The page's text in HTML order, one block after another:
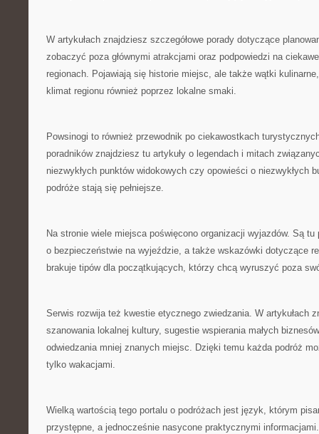
W artykułach znajdziesz szczegółowe porady dotyczące
zobaczyć poza głównymi atrakcjami oraz podpowiedzi na
regionach. Pojawiają się historie miejsc, ale także wątki
klimat regionu również poprzez lokalne smaki.
Powsinogi to również przewodnik po ciekawostkach
poradników znajdziesz tu artykuły o legendach i mitach
niezwykłych punktów widokowych czy opowieści o niezwykłych
podróże stają się pełniejsze.
Na stronie wiele miejsca poświęcono organizacji wyjazdów. Są
o bezpieczeństwie na wyjeździe, a także wskazówki dotyczące
brakuje tipów dla początkujących, którzy chcą wyruszyć poza
Serwis rozwija też kwestie etycznego zwiedzania. W artykułach
szanowania lokalnej kultury, sugestie wspierania małych
odwiedzania mniej znanych miejsc. Dzięki temu każda podróż
tylko wakacjami.
Wielką wartością tego portalu o podróżach jest język, którym
przystępne, a jednocześnie nasycone praktycznymi